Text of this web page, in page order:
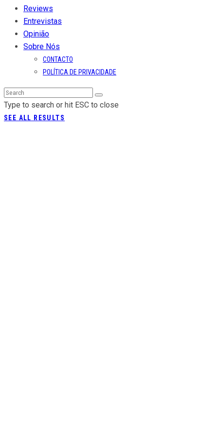
Reviews
Entrevistas
Opinião
Sobre Nós
CONTACTO
POLÍTICA DE PRIVACIDADE
Type to search or hit ESC to close
SEE ALL RESULTS